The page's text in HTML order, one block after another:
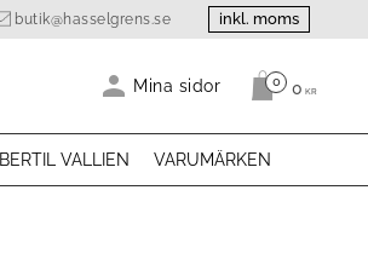
butik@hasselgrens.se inkl. moms
Mina sidor Antal
0 0 KR
BERTIL VALLIEN VARUMÄRKEN